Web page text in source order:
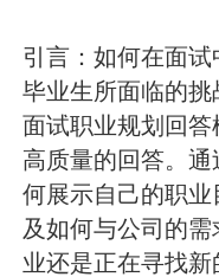
引言：如何在面
毕业生所面临的
面试职业规划回
高质量的回答。
何展示自己的职
及如何与公司的
业还是正在寻找